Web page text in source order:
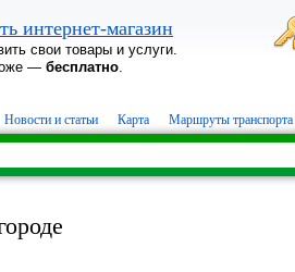
интернет-магазин
свои товары и услуги.
— бесплатно.
Новости и статьи Карта Маршруты транспорта